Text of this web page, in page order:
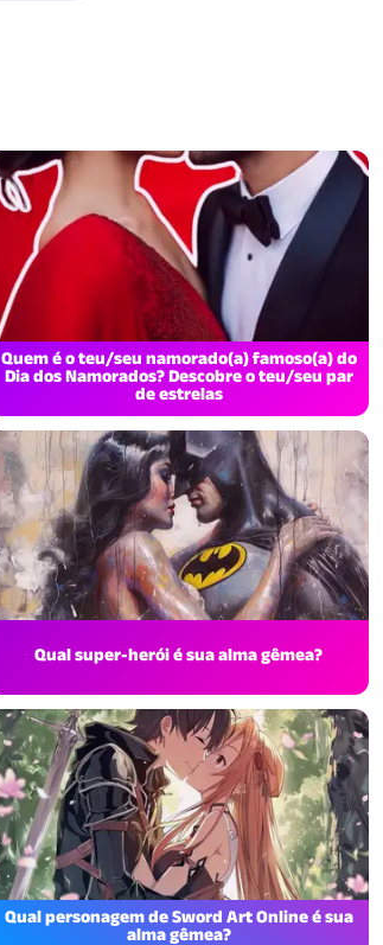
Quem é o teu/seu namorado(a) famoso(a) do
Dia dos Namorados? Descobre o teu/seu par
de estrelas
Qual super-herói é sua alma gêmea?
Qual personagem de Sword Art Online é sua
alma gêmea?